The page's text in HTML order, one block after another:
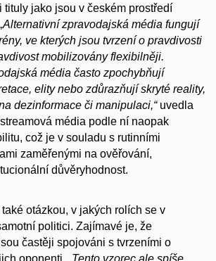
tituly jako jsou v českém prostředí
„Alternativní zpravodajská média fungují
ve kterých jsou tvrzení o pravdivosti
mobilizovány flexibilněji.
média často zpochybňují
elity nebo zdůrazňují skryté reality,
dezinformace či manipulaci,“uvedla
média podle ní naopak
což je v souladu s rutinními
zaměřenými na ověřování,
důvěryhodnost.
otázkou, v jakých rolích se v
politici. Zajímavé je, že
častěji spojováni s tvrzeními o
oponenti.
„Tento vzorec ale spíše